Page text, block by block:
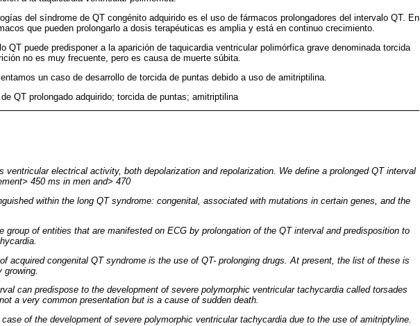
del síndrome de QT congénito adquirido es el uso de fármacos prolongadores del intervalo QT. En
que pueden prolongarlo a dosis terapéuticas es amplia y está en continuo crecimiento.
QT puede predisponer a la aparición de taquicardia ventricular polimórfica grave denominada torcida
no es muy frecuente, pero es causa de muerte súbita.
un caso de desarrollo de torcida de puntas debido a uso de amitriptilina.
QT prolongado adquirido; torcida de puntas; amitriptilina
ventricular electrical activity, both depolarization and repolarization. We define a prolonged QT interval
450 ms in men and> 470
within the long QT syndrome: congenital, associated with mutations in certain genes, and the
group of entities that are manifested on ECG by prolongation of the QT interval and predisposition to
acquired congenital QT syndrome is the use of QT- prolonging drugs. At present, the list of these is
can predispose to the development of severe polymorphic ventricular tachycardia called torsades
a very common presentation but is a cause of sudden death.
of the development of severe polymorphic ventricular tachycardia due to the use of amitriptyline.